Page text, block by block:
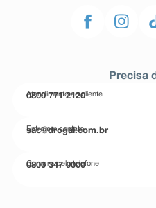
Precisa
Atendimento ao cliente
0800 771 2120
Entre em contato
sac@drogal.com.br
Compre pelo telefone
0800 347 0000